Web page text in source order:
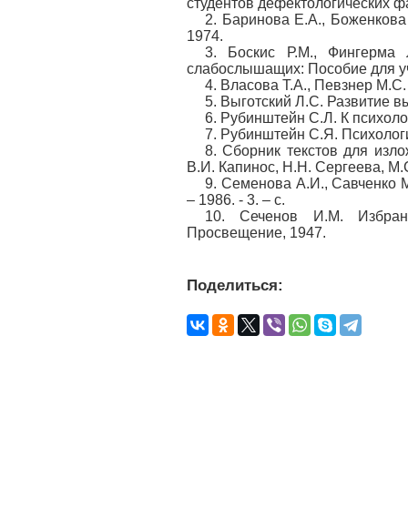
студентов дефектологических
2. Баринова Е.А.,
1974.
3. Боскис Р.М., Фингерма
слабослышащих: Пособие для
4. Власова Т.А., Певзнер М.С.
5. Выготский Л.С. Развитие
6. Рубинштейн С.Л. К
7. Рубинштейн С.Я.
8. Сборник текстов для
В.И. Капинос, Н.Н. Сергеева,
9. Семенова А.И., Савченко
– 1986. - 3. – с.
10. Сеченов И.М.
Просвещение, 1947.
Поделиться: